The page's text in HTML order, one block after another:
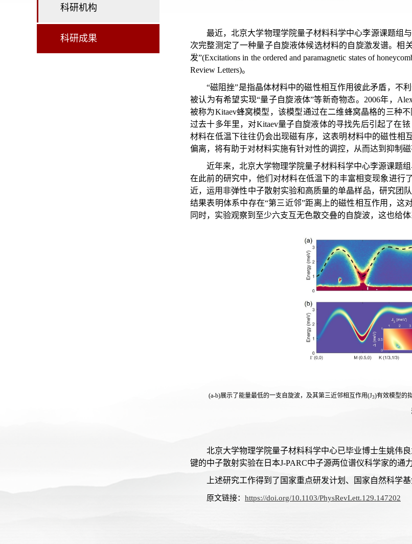
科研机构
科研成果
最近，北京大学物理学院量子材料科学中心李源课题组
次完整测定了一种量子自旋液体候选材料的自旋激发谱。相
发”(Excitations in the ordered and paramagnetic states of
Review Letters)。
“磁阻挫”是指晶体材料中的磁性相互作用彼此矛盾，不
被认为有希望实现“量子自旋液体”等新奇物态。2006年，
被称为Kitaev蜂窝模型，该模型通过在二维蜂窝晶格的三种
过去十多年里，对Kitaev量子自旋液体的寻找先后引起了在
材料在低温下往往仍会出现磁有序，这表明材料中的磁性相
偏离，将有助于对材料实施有针对性的调控，从而达到抑制
近年来，北京大学物理学院量子材料科学中心李源课题
在此前的研究中，他们对材料在低温下的丰富相变现象进行
近，运用非弹性中子散射实验和高质量的单晶样品，研究团
结果表明体系中存在“第三近邻”距离上的磁性相互作用，这
同时，实验观察到至少六支互无色散交叠的自旋波，这也给
(a-b)展示了能量最低的一支自旋波，及其第三近邻相互作用(J3)有效模型的
北京大学物理学院量子材料科学中心已毕业博士生姚伟
键的中子散射实验在日本J-PARC中子源两位谱仪科学家的通
上述研究工作得到了国家重点研发计划、国家自然科学
原文链接： https://doi.org/10.1103/PhysRevLett.129.147202